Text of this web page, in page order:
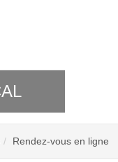
Rendez-vous en ligne